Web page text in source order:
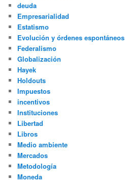
deuda
Empresarialidad
Estatismo
Evolución y órdenes espontáneos
Federalismo
Globalización
Hayek
Holdouts
Impuestos
incentivos
Instituciones
Libertad
Libros
Medio ambiente
Mercados
Metodología
Moneda